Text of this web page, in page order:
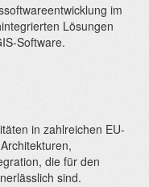
im
Lösungen
Software.
in zahlreichen EU-
die für den
sind.